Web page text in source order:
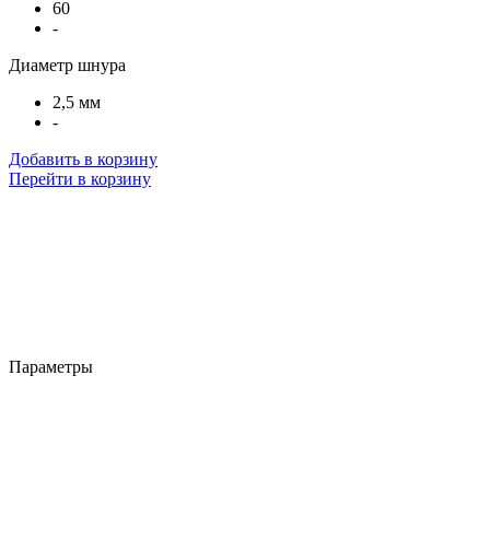
60
-
Диаметр шнура
2,5 мм
-
Добавить в корзину
Перейти в корзину
Параметры